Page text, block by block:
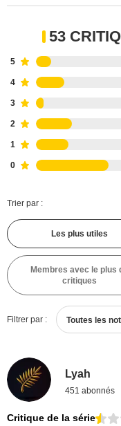
53
5
4
3
2
1
0
Trier par :
Les plus utiles
Membres avec le plus
critiques
Filtrer par : Toutes les
Lyah
451 abonnés
Critique de la série